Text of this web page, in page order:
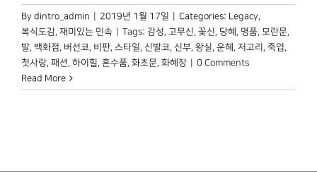
By dintro_admin 2019년 1월 17일 Categories: Legacy,
복식도감, 재미있는 민속 Tags: 감성, 고무신, 꽃신, 당혜 , 명품, 모란문,
발, 백화점, 버선코, 비판, 스타일, 신발코, 신부, 왕실, 운혜 , 저고리 , 죽엽,
첫사랑, 패션, 하이힐, 혼수품, 화초문, 화혜장
0 Comments
Read More